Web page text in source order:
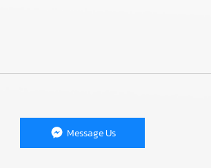
Message Us